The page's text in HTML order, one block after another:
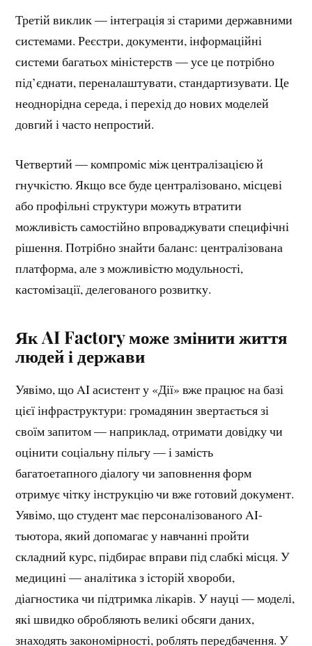
Третій виклик — інтеграція зі старими державними
системами. Реєстри, документи, інформаційні
системи багатьох міністерств — усе це потрібно
під’єднати, переналаштувати, стандартизувати. Це
неоднорідна середа, і перехід до нових моделей
довгий і часто непростий.
Четвертий — компроміс між централізацією й
гнучкістю. Якщо все буде централізовано, місцеві
або профільні структури можуть втратити
можливість самостійно впроваджувати специфічні
рішення. Потрібно знайти баланс: централізована
платформа, але з можливістю модульності,
кастомізації, делегованого розвитку.
Як AI Factory може змінити життя
людей і держави
Уявімо, що AI асистент у «Дії» вже працює на базі
цієї інфраструктури: громадянин звертається зі
своїм запитом — наприклад, отримати довідку чи
оцінити соціальну пільгу — і замість
багатоетапного діалогу чи заповнення форм
отримує чітку інструкцію чи вже готовий документ.
Уявімо, що студент має персоналізованого AI-
тьютора, який допомагає у навчанні пройти
складний курс, підбирає вправи під слабкі місця. У
медицині — аналітика з історій хвороби,
діагностика чи підтримка лікарів. У науці — моделі,
які швидко обробляють великі обсяги даних,
знаходять закономірності, роблять передбачення. У